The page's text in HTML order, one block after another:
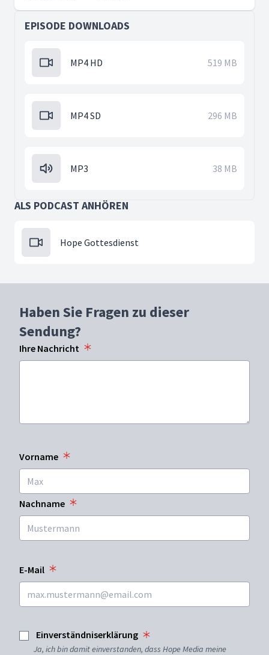
EPISODE DOWNLOADS
MP4 HD 519 MB
MP4 SD 296 MB
MP3 38 MB
ALS PODCAST ANHÖREN
Hope Gottesdienst
Haben Sie Fragen zu dieser
Sendung?
Ihre Nachricht
Vorname
Nachname
E-Mail
Einverständniserklärung
Ja, ich bin damit einverstanden, dass Hope Media meine